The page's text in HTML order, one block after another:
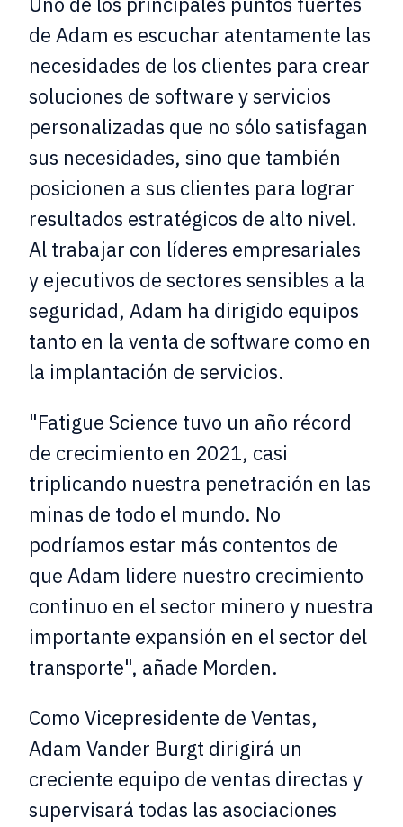
de Adam es escuchar atentamente las
necesidades de los clientes para crear
soluciones de software y servicios
personalizadas que no sólo satisfagan
sus necesidades, sino que también
posicionen a sus clientes para lograr
resultados estratégicos de alto nivel.
Al trabajar con líderes empresariales
y ejecutivos de sectores sensibles a la
seguridad, Adam ha dirigido equipos
tanto en la venta de software como en
la implantación de servicios.
"Fatigue Science tuvo un año récord
de crecimiento en 2021, casi
triplicando nuestra penetración en las
minas de todo el mundo. No
podríamos estar más contentos de
que Adam lidere nuestro crecimiento
continuo en el sector minero y nuestra
importante expansión en el sector del
transporte", añade Morden.
Como Vicepresidente de Ventas,
Adam Vander Burgt dirigirá un
creciente equipo de ventas directas y
supervisará todas las asociaciones